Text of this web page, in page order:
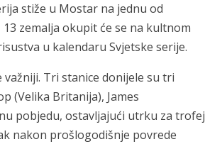
stiže u Mostar na jednu od
zemalja okupit će se na kultnom
u kalendaru Svjetske serije.
Tri stanice donijele su tri
(Velika Britanija), James
pobjedu, ostavljajući utrku za trofej
nakon prošlogodišnje povrede